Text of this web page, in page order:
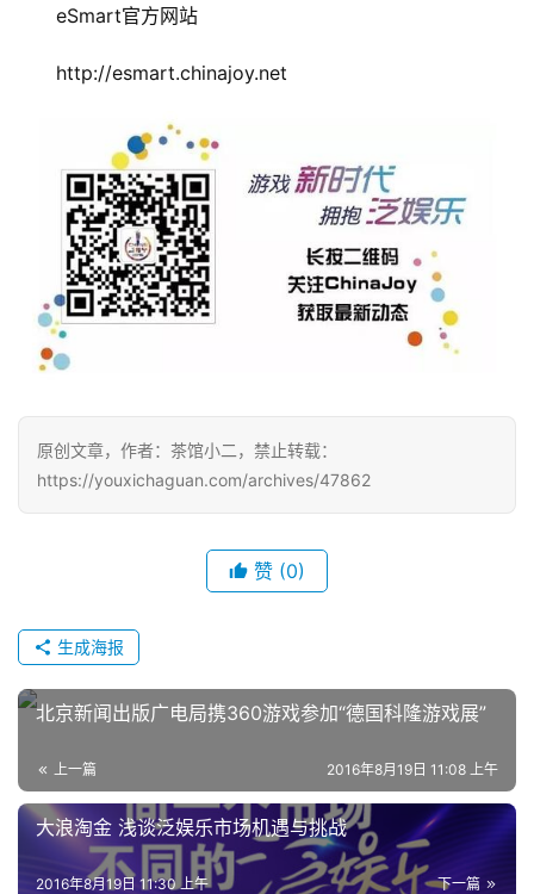
eSmart官方网站
http://esmart.chinajoy.net
原创文章，作者：茶馆小二，禁止转载：
https://youxichaguan.com/archives/47862
赞 (0)
生成海报
北京新闻出版广电局携360游戏参加“德国科隆游戏展”
上一篇 2016年8月19日 11:08 上午
大浪淘金 浅谈泛娱乐市场机遇与挑战
下一篇
2016年8月19日 11:30 上午